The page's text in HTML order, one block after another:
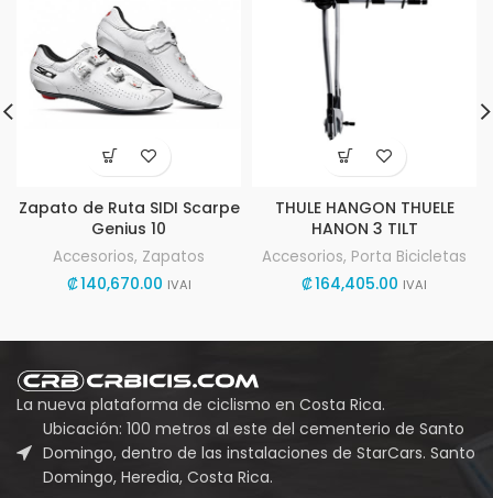
Zapato de Ruta SIDI Scarpe
Genius 10
Accesorios, Zapatos
₡140,670.00 IVAI
THULE HANGON THUELE
HANON 3 TILT
Accesorios, Porta Bicicletas
₡164,405.00 IVAI
La nueva plataforma de ciclismo en Costa Rica.
Ubicación: 100 metros al este del cementerio de Santo
Domingo, dentro de las instalaciones de StarCars. Santo
Domingo, Heredia, Costa Rica.